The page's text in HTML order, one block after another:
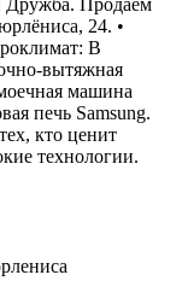
24. •
В
вытяжная
машина
печь Samsung.
кто ценит
технологии.